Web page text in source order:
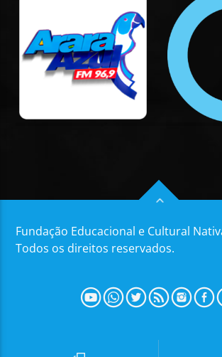
Fundação Educacional e Cultural
Todos os direitos reservados.